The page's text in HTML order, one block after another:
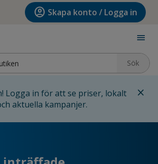
account_circle Skapa konto / Logga in
menu
Sök
Logga in för att se priser, lokalt
aktuella kampanjer.
close